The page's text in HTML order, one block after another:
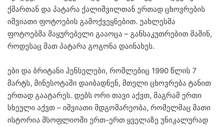
ქმართან და პატარა ქალიშვილთან ერთად ცხოვრების
იშვიათი ფოტოების გამოქვეყნებით. უახლესმა
ფოტოებმა მაყურებელი გააოცა – განსაკუთრებით მაშინ,
როდესაც მათ პატარა გოგონა დაინახეს.
ები და ბრიტანი ჰენსელები, რომლებიც 1990 წლის 7
მარტს, მინესოტაში დაიბადნენ, მთელი ცხოვრება ტანით
ერთად გაატარეს. დებს ორი თავი აქვთ, მაგრამ ერთი
სხეული აქვთ – იშვიათი მდგომარეობა, რომელმაც მათი
ისტორია მსოფლიოში ერთ-ერთ ყველაზე უნიკალურად